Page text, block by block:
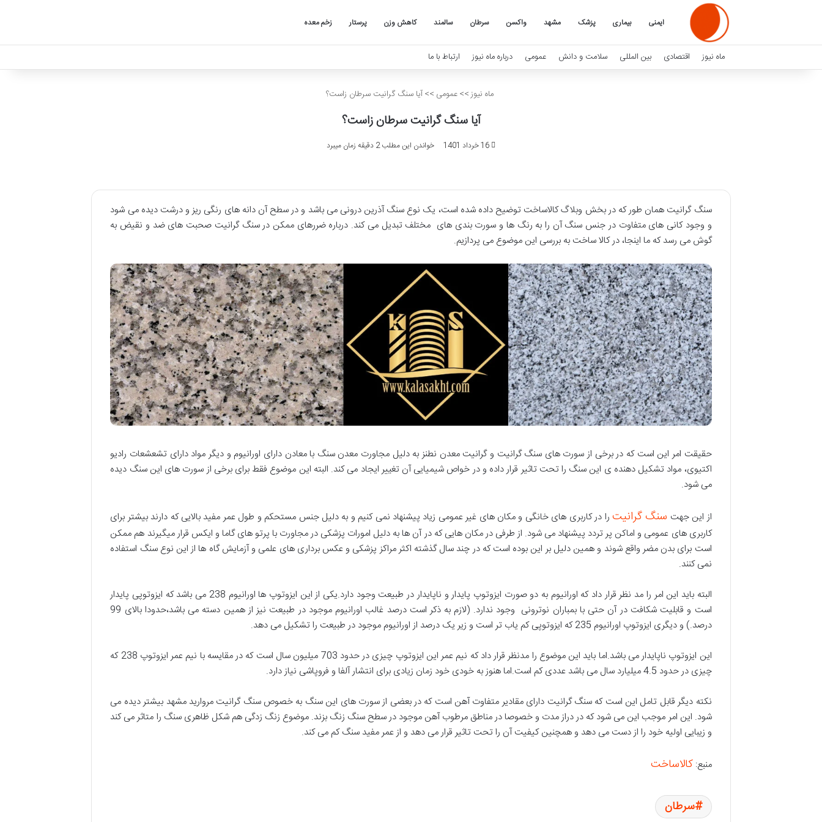
ایمنی بیماری پزشک مشهد واکسن سرطان سالمند کاهش وزن پرستار زخم معده
ماه نیوز اقتصادی بین المللی سلامت و دانش عمومی درباره ماه نیوز ارتباط با ما
ماه نیوز>>عمومی >>آیا سنگ گرانیت سرطان زاست؟
آیا سنگ گرانیت سرطان زاست؟
16 خرداد 1401 خواندن این مطلب 2 دقیقه زمان میبرد
سنگ گرانیت همان طور که در بخش وبلاگ کالاساخت توضیح داده شده است، یک نوع سنگ آذرین درونی می باشد و در سطح آن دانه های رنگی ریز و درشت دیده می شود
و وجود کانی های متفاوت در جنس سنگ آن را به رنگ ها و سورت بندی های مختلف تبدیل می کند. درباره ضررهای ممکن در سنگ گرانیت صحبت های ضد و نقیض به
گوش می رسد که ما اینجا، در کالا ساخت به بررسی این موضوع می پردازیم.
حقیقت امر این است که در برخی از سورت های سنگ گرانیت و گرانیت معدن نطنز به دلیل مجاورت معدن سنگ با معادن دارای اورانیوم و دیگر مواد دارای تشعشعات رادیو
اکتیوی، مواد تشکیل دهنده ی این سنگ را تحت تاثیر قرار داده و در خواص شیمیایی آن تغییر ایجاد می کند. البته این موضوع فقط برای برخی از سورت های این سنگ دیده
می شود.
از این جهت سنگ گرانیت را در کاربری های خانگی و مکان های غیر عمومی زیاد پیشنهاد نمی کنیم و به دلیل جنس مستحکم و طول عمر مفید بالایی که دارند بیشتر برای
کاربری های عمومی و اماکن پر تردد پیشنهاد می شود. از طرفی در مکان هایی که در آن ها به دلیل امورات پزشکی در مجاورت با پرتو های گاما و ایکس قرار میگیرند هم ممکن
است برای بدن مضر واقع شوند و همین دلیل بر این بوده است که در چند سال گذشته اکثر مراکز پزشکی و عکس برداری های علمی و آزمایش گاه ها از این نوع سنگ استفاده
نمی کنند.
البته باید این امر را مد نظر قرار داد که اورانیوم به دو صورت ایزوتوپ پایدار و ناپایدار در طبیعت وجود دارد.یکی از این ایزوتوپ ها اورانیوم 238 می باشد که ایزوتوپی پایدار
است و قابلیت شکافت در آن حتی با بمباران نوترونی وجود ندارد. (لازم به ذکر است درصد غالب اورانیوم موجود در طبیعت نیز از همین دسته می باشد،حدودا بالای 99
درصد.) و دیگری ایزوتوپ اورانیوم 235 که ایزوتوپی کم یاب تر است و زیر یک درصد از اورانیوم موجود در طبیعت را تشکیل می دهد.
این ایزوتوپ ناپایدار می باشد.اما باید این موضوع را مدنظر قرار داد که نیم عمر این ایزوتوپ چیزی در حدود 703 میلیون سال است که در مقایسه با نیم عمر ایزوتوپ 238 که
چیزی در حدود 4.5 میلیارد سال می باشد عددی کم است.اما هنوز به خودی خود زمان زیادی برای انتشار آلفا و فروپاشی نیاز دارد.
نکته دیگر قابل تامل این است که سنگ گرانیت دارای مقادیر متفاوت آهن است که در بعضی از سورت های این سنگ به خصوص سنگ گرانیت مروارید مشهد بیشتر دیده می
شود. این امر موجب این می شود که در دراز مدت و خصوصا در مناطق مرطوب آهن موجود در سطح سنگ زنگ بزند. موضوع زنگ زدگی هم شکل ظاهری سنگ را متاثر می کند
و زیبایی اولیه خود را از دست می دهد و همچنین کیفیت آن را تحت تاثیر قرار می دهد و از عمر مفید سنگ کم می کند.
منبع:کالاساخت
سرطان